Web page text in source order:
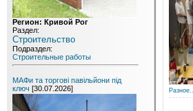
Регион: Кривой Рог
Раздел:
Строительство
Подраздел:
Строительные работы
МАФи та торгові павільйони під
ключ [30.07.2026] Разное...